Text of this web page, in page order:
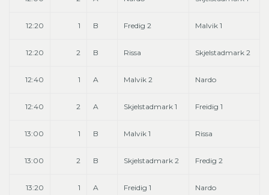
12:20 1 B Fredig 2 Malvik 1
12:20 2 B Rissa Skjelstadmark 2
12:40 1 A Malvik 2 Nardo
12:40 2 A Skjelstadmark 1 Freidig 1
13:00 1 B Malvik 1 Rissa
13:00 2 B Skjelstadmark 2 Fredig 2
13:20 1 A Freidig 1 Nardo